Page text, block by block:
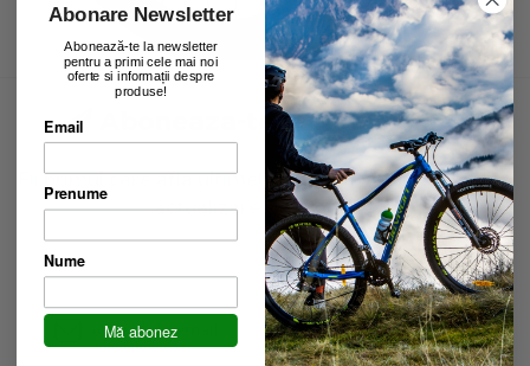
Aboneaza-te la newsletter
Fii primul care afla ultimele oferte exclusive și ultima
actualizare de produse.
Inscrie-te
Abonare Newsletter
Abonează-te la newsletter
pentru a primi cele mai noi
oferte si informații despre
produse!
Email
Prenume
Nume
Mă abonez